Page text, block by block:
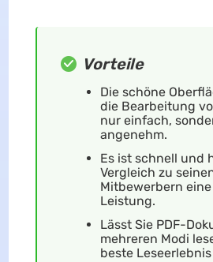
Vorteile
Die schöne
die Bearbeitung
nur einfach,
angenehm.
Es ist schnell und
Vergleich zu
Mitbewerbern
Leistung.
Lässt Sie PDF-
mehreren Modi
beste